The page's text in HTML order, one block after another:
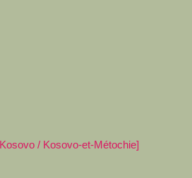
/ Kosovo-et-Métochie]